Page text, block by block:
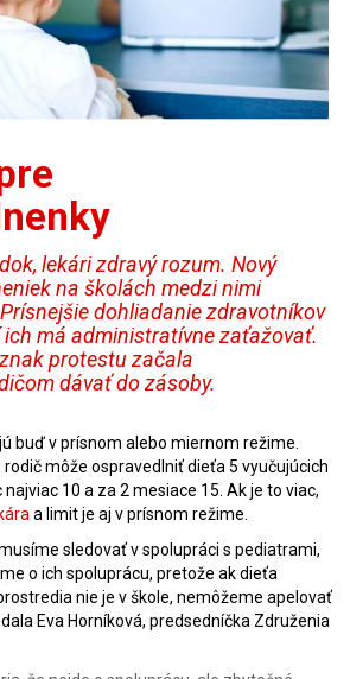
lekári zdravý rozum. Nový
na školách medzi nimi
dohliadanie zdravotníkov
má administratívne zaťažovať.
protestu začala
dávať do zásoby.
buď v prísnom alebo miernom režime.
môže ospravedlniť dieťa 5 vyučujúcich
10 a za 2 mesiace 15. Ak je to viac,
a limit je aj v prísnom režime.
sledovať v spolupráci s pediatrami,
o ich spoluprácu, pretože ak dieťa
nie je v škole, nemôžeme apelovať
Eva Horníková, predsedníčka Združenia